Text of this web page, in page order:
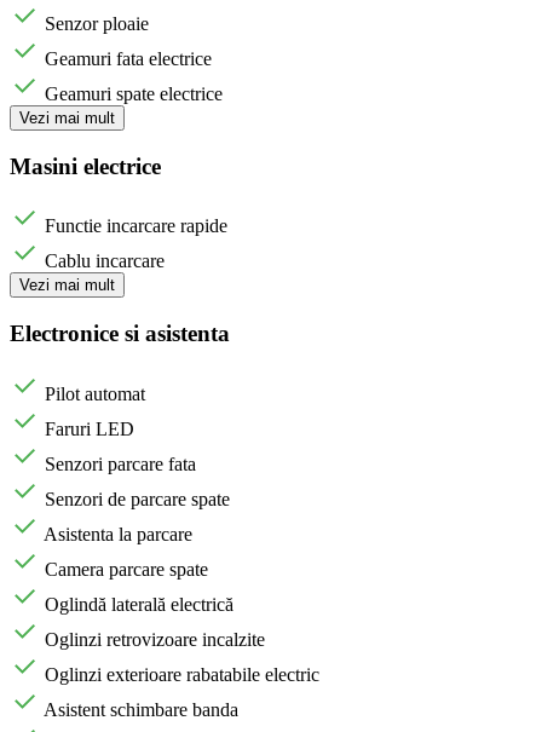
Senzor ploaie
Geamuri fata electrice
Geamuri spate electrice
Vezi mai mult
Masini electrice
Functie incarcare rapide
Cablu incarcare
Vezi mai mult
Electronice si asistenta
Pilot automat
Faruri LED
Senzori parcare fata
Senzori de parcare spate
Asistenta la parcare
Camera parcare spate
Oglindă laterală electrică
Oglinzi retrovizoare incalzite
Oglinzi exterioare rabatabile electric
Asistent schimbare banda